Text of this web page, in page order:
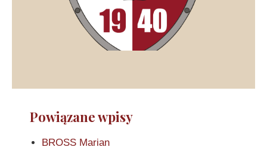
Powiązane wpisy
BROSS Marian